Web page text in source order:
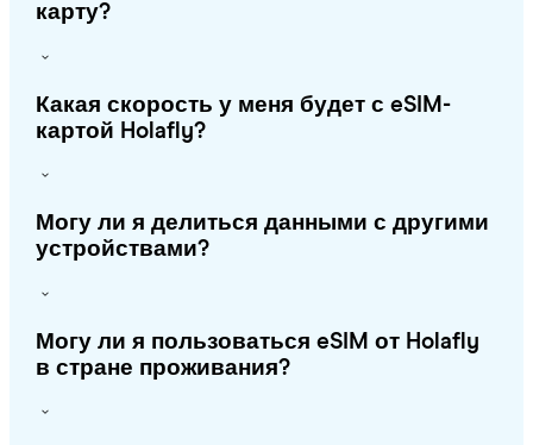
карту?
Какая скорость у меня будет с eSIM-
картой Holafly?
Могу ли я делиться данными с другими
устройствами?
Могу ли я пользоваться eSIM от Holafly
в стране проживания?